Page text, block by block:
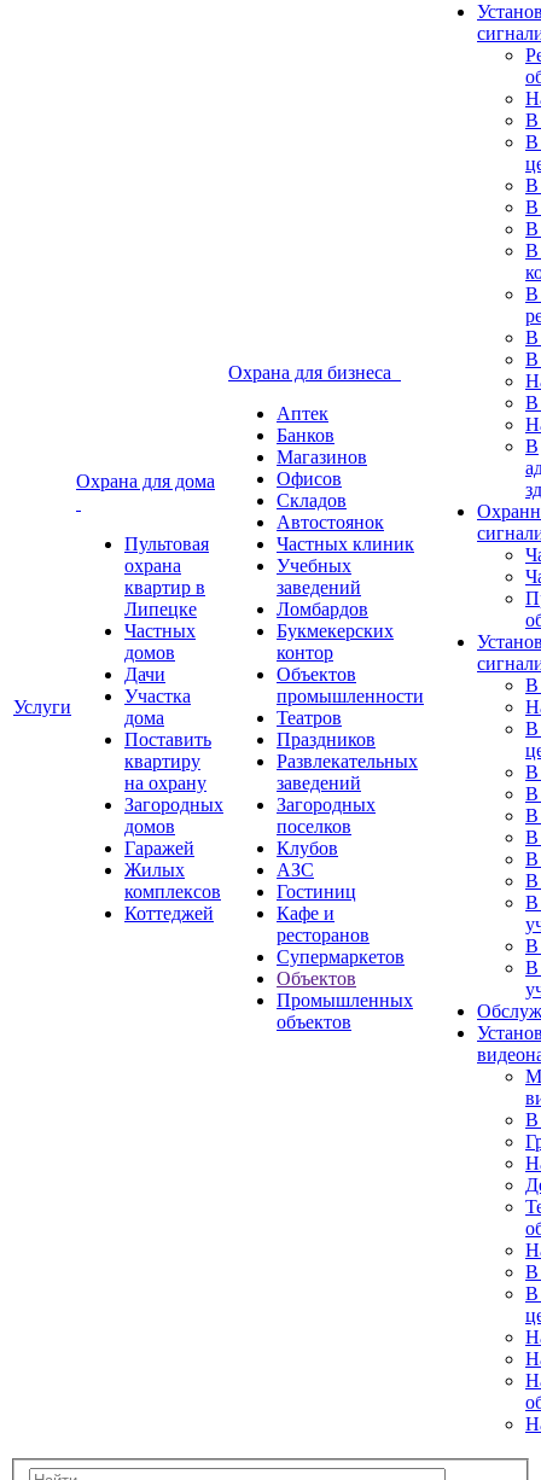
Услуги
Охрана для дома
Пультовая
охрана
квартир в
Липецке
Частных
домов
Дачи
Участка
дома
Поставить
квартиру
на охрану
Загородных
домов
Гаражей
Жилых
комплексов
Коттеджей
Охрана для бизнеса
Аптек
Банков
Магазинов
Офисов
Складов
Автостоянок
Частных клиник
Учебных
заведений
Ломбардов
Букмекерских
контор
Объектов
промышленности
Театров
Праздников
Развлекательных
заведений
Загородных
поселков
Клубов
АЗС
Гостиниц
Кафе и
ресторанов
Супермаркетов
Объектов
Промышленных
объектов
В
В
В
В
В
В
В
В
В
В
В
В
В
В
В
В
В
В
В
В
В
В
В
В
В